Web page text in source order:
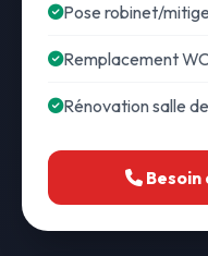
Pose robinet/
Remplacement
Rénovation salle